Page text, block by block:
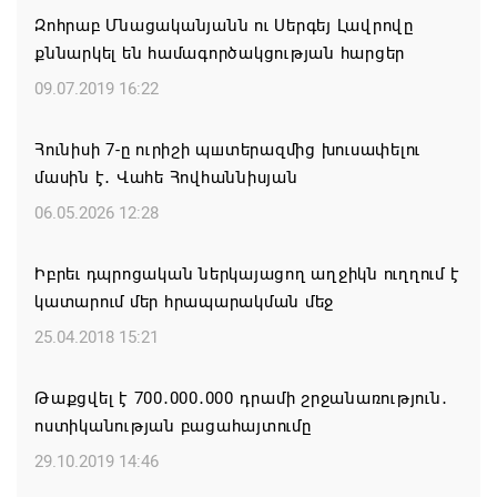
Կապան համայնքի ղեկավար Գևորգ Փարսյանի
նախաձեռնությամբ ճանապարհաշինական
մեծածավալ աշխատանքներ՝ գյուղական
07.08.2026 16:09
Ռուսաստանի բանակը «Իսկանդերով» հարվածել է
07.08.2026 14:32
TRIP ծրագրով 120 մլն եվրո ներդրում՝
կլաստերների զարգացման համար
07.08.2026 13:49
Զոհրաբ Մնացականյանն ու Սերգեյ Լավրովը
քննարկել են համագործակցության հարցեր
09.07.2019 16:22
Հունիսի 7-ը ուրիշի պшտերազմից խուսափելու
մասին է․ Վահե Հովհաննիսյան
06.05.2026 12:28
Իբրեւ դպրոցական ներկայացող աղջիկն ուղղում է
կատարում մեր հրապարակման մեջ
25.04.2018 15:21
Թաքցվել է 700․000․000 դրամի շրջանառություն․
ոստիկանության բացահայտումը
29.10.2019 14:46